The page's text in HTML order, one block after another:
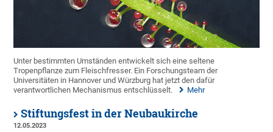
Unter bestimmten Umständen entwickelt sich eine seltene
Tropenpflanze zum Fleischfresser. Ein Forschungsteam der
Universitäten in Hannover und Würzburg hat jetzt den dafür
verantwortlichen Mechanismus entschlüsselt.
Mehr
Stiftungsfest in der Neubaukirche
12.05.2023